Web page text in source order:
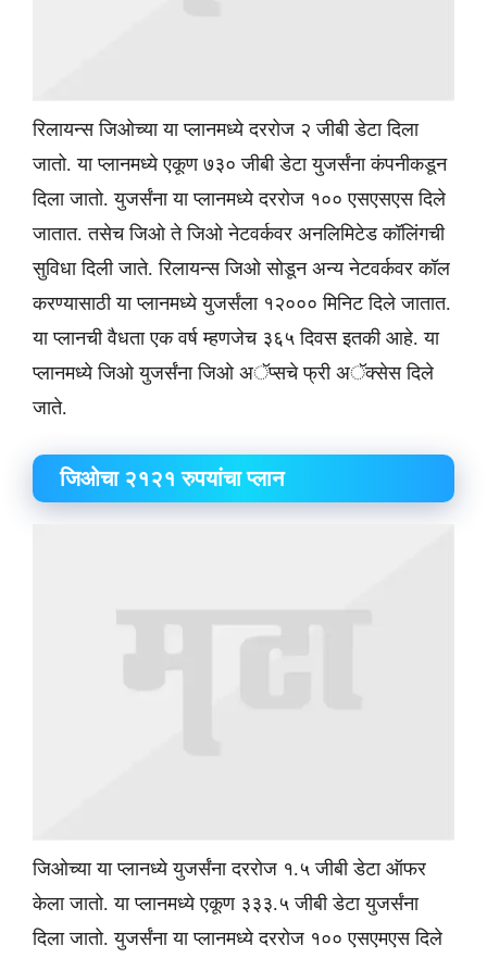
रिलायन्स जिओच्या या प्लानमध्ये दररोज २ जीबी डेटा दिला
जातो. या प्लानमध्ये एकूण ७३० जीबी डेटा युजर्संना कंपनीकडून
दिला जातो. युजर्संना या प्लानमध्ये दररोज १०० एसएसएस दिले
जातात. तसेच जिओ ते जिओ नेटवर्कवर अनलिमिटेड कॉलिंगची
सुविधा दिली जाते. रिलायन्स जिओ सोडून अन्य नेटवर्कवर कॉल
करण्यासाठी या प्लानमध्ये युजर्संला १२००० मिनिट दिले जातात.
या प्लानची वैधता एक वर्ष म्हणजेच ३६५ दिवस इतकी आहे. या
प्लानमध्ये जिओ युजर्संना जिओ अॅप्सचे फ्री अॅक्सेस दिले
जाते.
​जिओचा २१२१ रुपयांचा प्लान
जिओच्या या प्लानध्ये युजर्संना दररोज १.५ जीबी डेटा ऑफर
केला जातो. या प्लानमध्ये एकूण ३३३.५ जीबी डेटा युजर्संना
दिला जातो. युजर्संना या प्लानमध्ये दररोज १०० एसएमएस दिले